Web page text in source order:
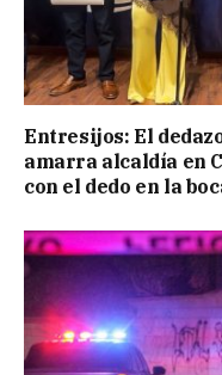
Entresijos: El
amarra alcaldía en
con el dedo en la